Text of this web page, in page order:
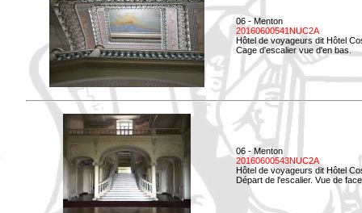
06 - Menton
20160600541NUC2A
Hôtel de voyageurs dit Hôtel
Cage d'escalier vue d'en bas.
06 - Menton
20160600543NUC2A
Hôtel de voyageurs dit Hôtel
Départ de l'escalier. Vue de